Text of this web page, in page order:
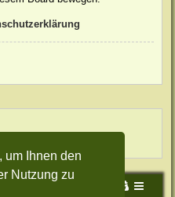
um Ihnen den
Nutzung zu